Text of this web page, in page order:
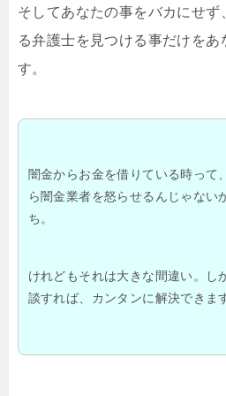
そしてあなたの事をバカにせ
る弁護士を見つける事だけを
す。
闇金からお金を借りている時って
ら闇金業者を怒らせるんじゃない
ち。
けれどもそれは大きな間違い。し
談すれば、カンタンに解決できま